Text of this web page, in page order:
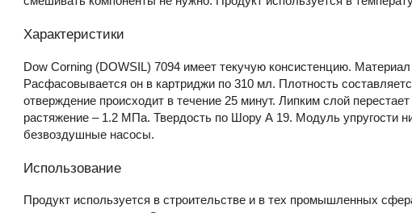
Характеристики
Dow Corning (DOWSIL) 7094 имеет текучую консистенцию.
Расфасовывается он в картриджи по 310 мл. Плотность
отверждение происходит в течение 25 минут. Липким слой
растяжение – 1.2 МПа. Твердость по Шору А 19. Модуль упругости
безвоздушные насосы.
Использование
Продукт используется в строительстве и в тех промышленных